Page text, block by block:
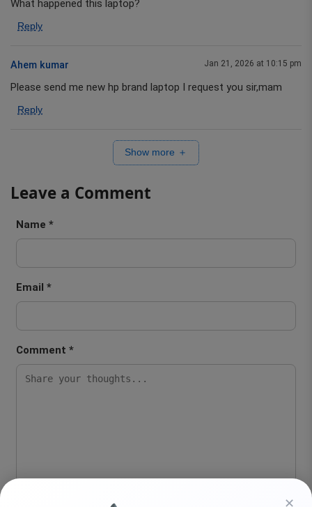
What happened this laptop?
Reply
Ahem kumar Jan 21, 2026 at 10:15 pm
Please send me new hp brand laptop I request you sir,mam
Reply
Show more ＋
Leave a Comment
Name *
Email *
Comment *
✕